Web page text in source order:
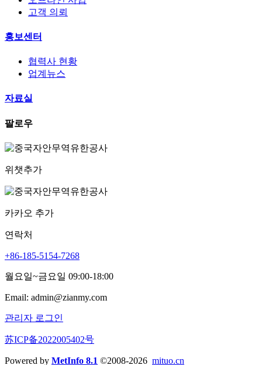
고객 의뢰
홍보센터
협력사 현황
업계뉴스
자료실
팔로우
위챗추가
카카오 추가
연락처
+86-185-5154-7268
월요일~금요일 09:00-18:00
Email: admin@zianmy.com
관리자 로그인
苏ICP备2022005402号
Powered by MetInfo 8.1 ©2008-2026 mituo.cn